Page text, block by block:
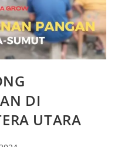
DI
UTARA